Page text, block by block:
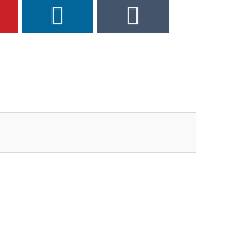
Pinterest LinkedIn